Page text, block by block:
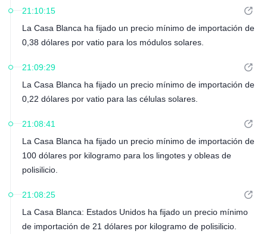
21:10:15
La Casa Blanca ha fijado un precio mínimo de importación de
0,38 dólares por vatio para los módulos solares.
21:09:29
La Casa Blanca ha fijado un precio mínimo de importación de
0,22 dólares por vatio para las células solares.
21:08:41
La Casa Blanca ha fijado un precio mínimo de importación de
100 dólares por kilogramo para los lingotes y obleas de
polisilicio.
21:08:25
La Casa Blanca: Estados Unidos ha fijado un precio mínimo
de importación de 21 dólares por kilogramo de polisilicio.